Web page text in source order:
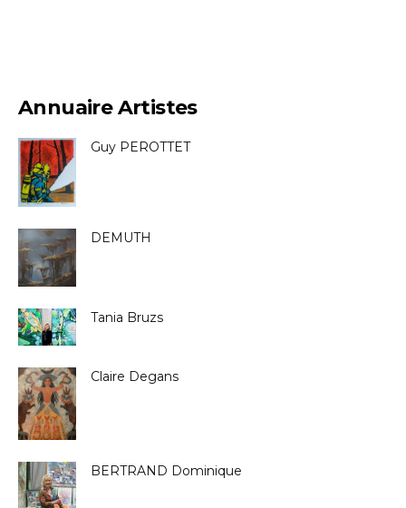
Annuaire Artistes
Guy PEROTTET
DEMUTH
Tania Bruzs
Claire Degans
BERTRAND Dominique